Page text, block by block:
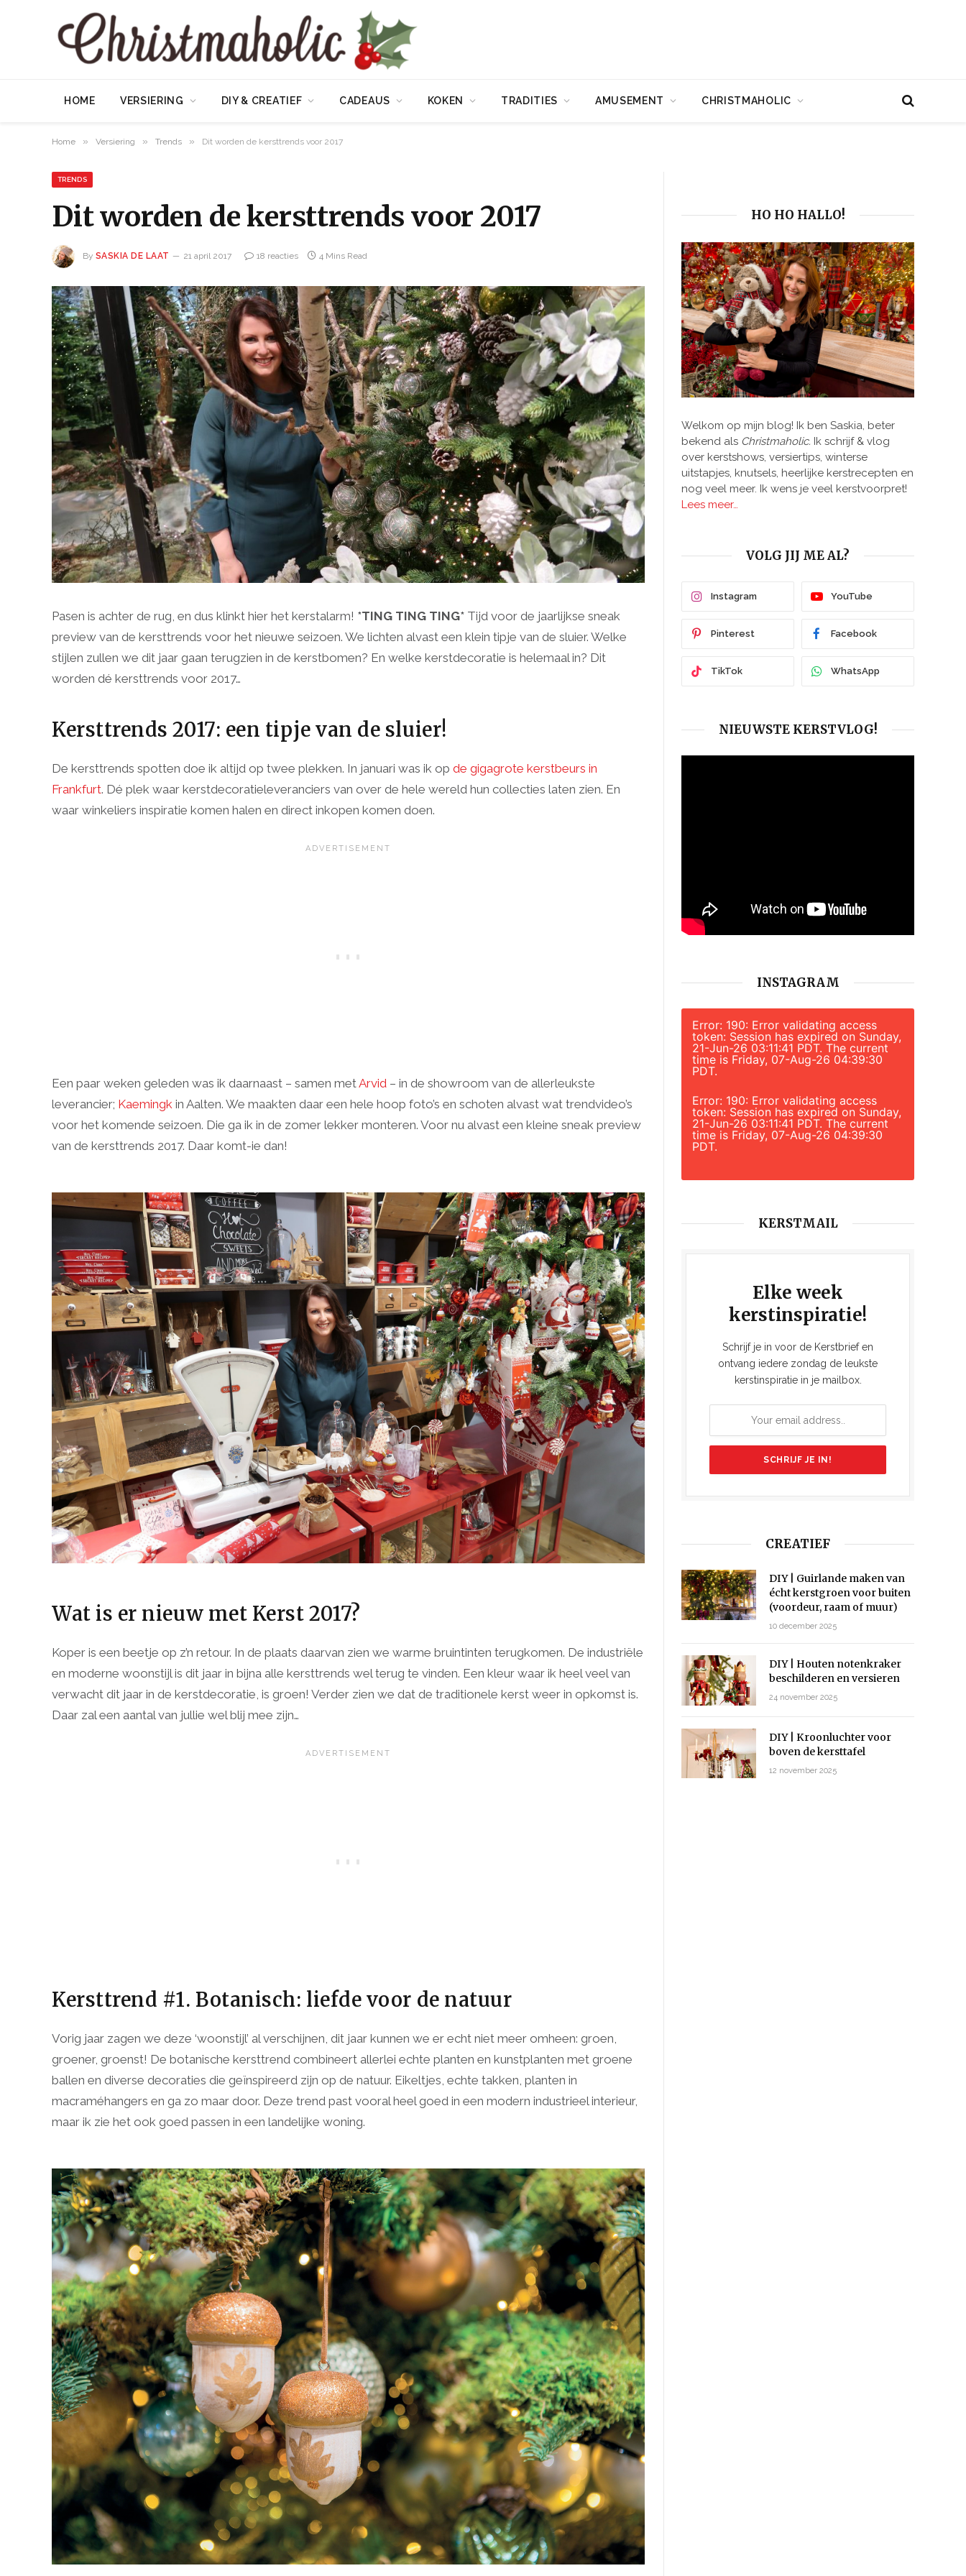
HOME VERSIERING DIY & CREATIEF CADEAUS KOKEN TRADITIES AMUSEMENT CHRISTMAHOLIC
Home » Versiering » Trends » Dit worden de kersttrends voor 2017
TRENDS
Dit worden de kersttrends voor 2017
By SASKIA DE LAAT 21 april 2017 18 reacties 4 Mins Read
Pasen is achter de rug, en dus klinkt hier het kerstalarm! *TING TING TING* Tijd voor de jaarlijkse sneak
preview van de kersttrends voor het nieuwe seizoen. We lichten alvast een klein tipje van de sluier. Welke
stijlen zullen we dit jaar gaan terugzien in de kerstbomen? En welke kerstdecoratie is helemaal in? Dit
worden dé kersttrends voor 2017…
Kersttrends 2017: een tipje van de sluier!
De kersttrends spotten doe ik altijd op twee plekken. In januari was ik op de gigagrote kerstbeurs in
Frankfurt. Dé plek waar kerstdecoratieleveranciers van over de hele wereld hun collecties laten zien. En
waar winkeliers inspiratie komen halen en direct inkopen komen doen.
Een paar weken geleden was ik daarnaast – samen metArvid – in de showroom van de allerleukste
leverancier; Kaemingk in Aalten. We maakten daar een hele hoop foto’s en schoten alvast wat trendvideo’s
voor het komende seizoen. Die ga ik in de zomer lekker monteren. Voor nu alvast een kleine sneak preview
van de kersttrends 2017. Daar komt-ie dan!
Wat is er nieuw met Kerst 2017?
Koper is een beetje op z’n retour. In de plaats daarvan zien we warme bruintinten terugkomen. De industriële
en moderne woonstijl is dit jaar in bijna alle kersttrends wel terug te vinden. Een kleur waar ik heel veel van
verwacht dit jaar in de kerstdecoratie, is groen! Verder zien we dat de traditionele kerst weer in opkomst is.
Daar zal een aantal van jullie wel blij mee zijn…
Kersttrend #1. Botanisch: liefde voor de natuur
Vorig jaar zagen we deze ‘woonstijl’ al verschijnen, dit jaar kunnen we er echt niet meer omheen: groen,
groener, groenst! De botanische kersttrend combineert allerlei echte planten en kunstplanten met groene
ballen en diverse decoraties die geïnspireerd zijn op de natuur. Eikeltjes, echte takken, planten in
macraméhangers en ga zo maar door. Deze trend past vooral heel goed in een modern industrieel interieur,
maar ik zie het ook goed passen in een landelijke woning.
HO HO HALLO!
Welkom op mijn blog! Ik ben Saskia, beter
bekend als Christmaholic. Ik schrijf & vlog
over kerstshows, versiertips, winterse
uitstapjes, knutsels, heerlijke kerstrecepten en
nog veel meer. Ik wens je veel kerstvoorpret!
Lees meer…
VOLG JIJ ME AL?
Instagram YouTube
Pinterest Facebook
TikTok WhatsApp
NIEUWSTE KERSTVLOG!
INSTAGRAM
Error: 190: Error validating access
token: Session has expired on Sunday,
21-Jun-26 03:11:41 PDT. The current
time is Friday, 07-Aug-26 04:39:30
PDT.
Error: 190: Error validating access
token: Session has expired on Sunday,
21-Jun-26 03:11:41 PDT. The current
time is Friday, 07-Aug-26 04:39:30
PDT.
KERSTMAIL
Elke week
kerstinspiratie!
Schrijf je in voor de Kerstbrief en
ontvang iedere zondag de leukste
kerstinspiratie in je mailbox.
CREATIEF
DIY | Guirlande maken van
écht kerstgroen voor buiten
(voordeur, raam of muur)
10 december 2025
DIY | Houten notenkraker
beschilderen en versieren
24 november 2025
DIY | Kroonluchter voor
boven de kersttafel
12 november 2025